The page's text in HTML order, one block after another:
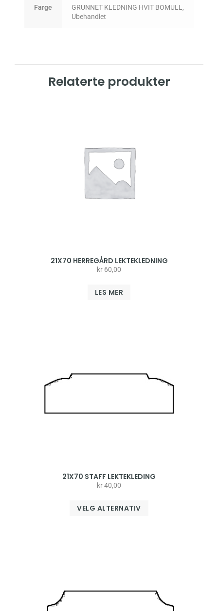
Farge
GRUNNET KLEDNING HVIT BOMULL,
Ubehandlet
Relaterte produkter
21X70 HERREGÅRD LEKTEKLEDNING
kr 60,00
LES MER
21X70 STAFF LEKTEKLEDING
kr40,00
VELG ALTERNATIV